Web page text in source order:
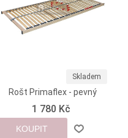
Skladem
Rošt Primaflex - pevný
1 780 Kč
KOUPIT